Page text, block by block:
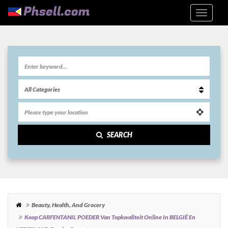
SEARCH
Beauty, Health, And Grocery
Koop CARFENTANIL POEDER Van Topkwaliteit Online In BELGIË En